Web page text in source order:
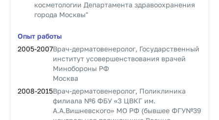
косметологии Департамента здравоохранения
города Москвы"
Опыт работы
2005-2007Врач-дерматовенеролог, Государственный
институт усовершенствования врачей
Минобороны РФ
Москва
2008-2015Врач-дерматовенеролог, Поликлиника
филиала №6 ФБУ «3 ЦВКГ им.
А.А.Вишневского» МО РФ (бывшее ФГУ№39